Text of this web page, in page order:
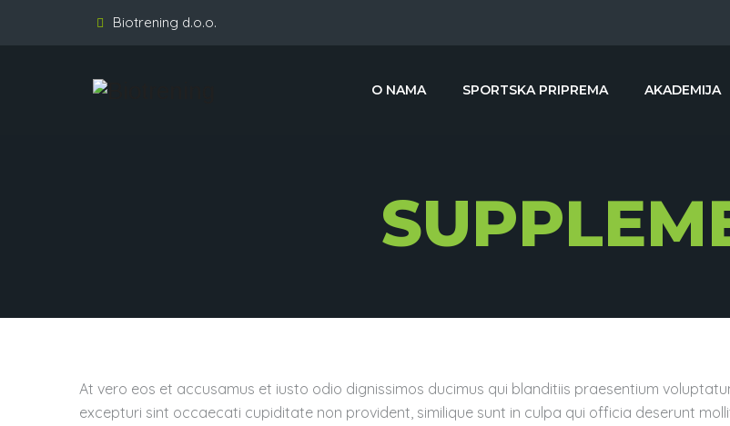
Biotrening d.o.o.
O NAMA SPORTSKA PRIPREMA AKADEMIJA
At vero eos et accusamus et iusto odio dignissimos ducimus qui blanditiis praesentium
excepturi sint occaecati cupiditate non provident, similique sunt in culpa qui officia deserunt